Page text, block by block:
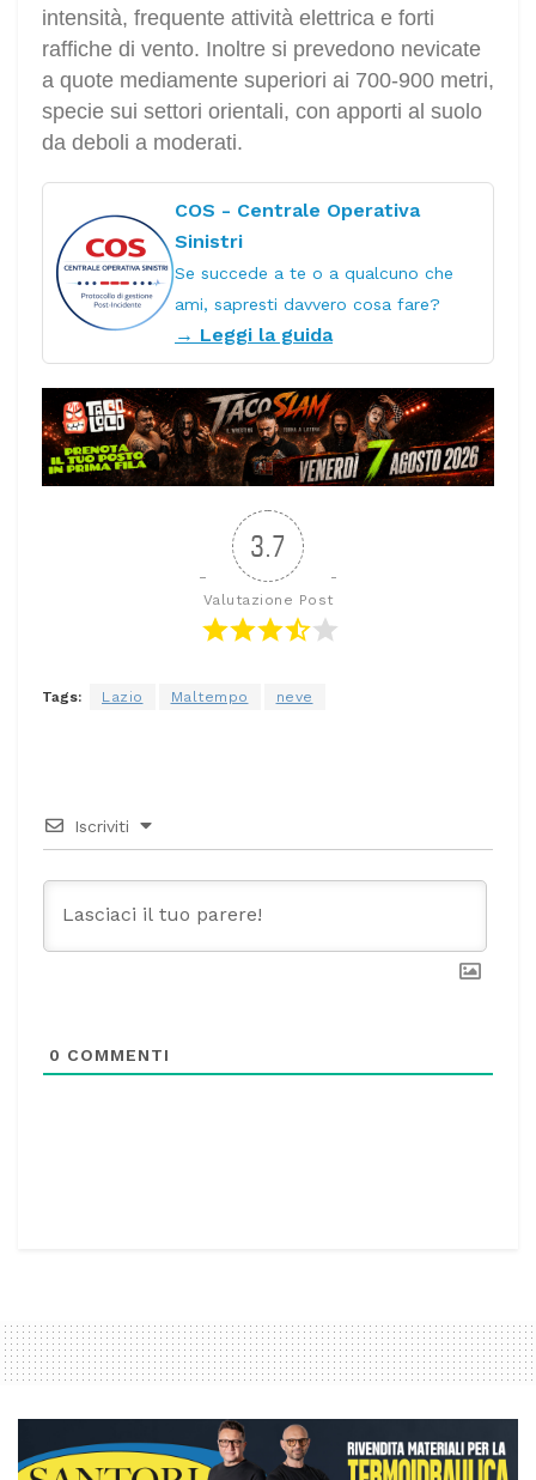
intensità, frequente attività elettrica e forti
raffiche di vento. Inoltre si prevedono nevicate
a quote mediamente superiori ai 700-900 metri,
specie sui settori orientali, con apporti al suolo
da deboli a moderati.
COS - Centrale Operativa
Sinistri
Se succede a te o a qualcuno che
ami, sapresti davvero cosa fare?
→ Leggi la guida
3.7
Valutazione Post
Tags: Lazio Maltempo neve
Iscriviti
0 COMMENTI